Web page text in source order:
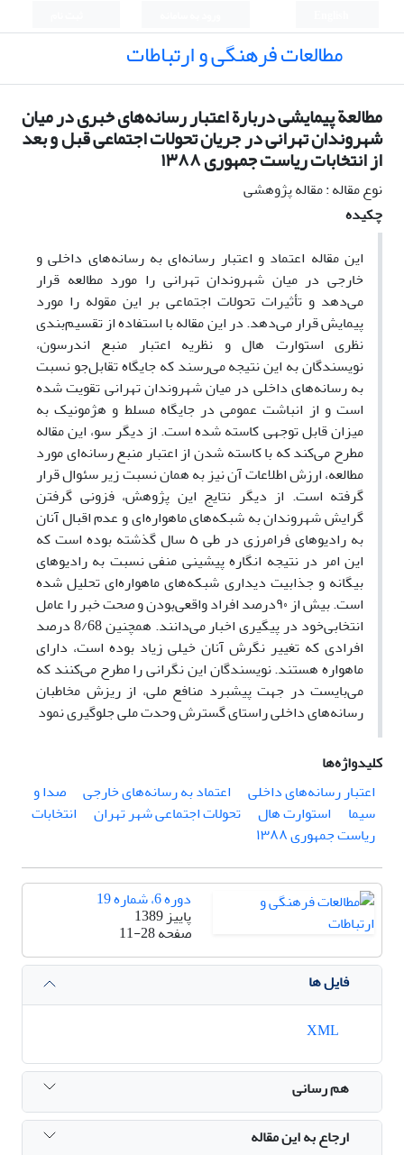
مطالعات فرهنگی و ارتباطات
مطالعة پیمایشی دربارة اعتبار رسانه‌های خبری در میان
شهروندان تهرانی در جریان تحولات اجتماعی قبل و بعد
از انتخابات ریاست جمهوری ١٣٨٨
نوع مقاله : مقاله پژوهشی
چکیده
این مقاله اعتماد و اعتبار رسانه‌ای به رسانه‌های داخلی و
خارجی در میان شهروندان تهرانی را مورد مطالعه قرار
می‌دهد و تأثیرات تحولات اجتماعی بر این مقوله را مورد
پیمایش قرار می‌دهد. در این مقاله با استفاده از تقسیم‌بندی
نظری ‌استوارت هال و نظریه اعتبار منبع اندرسون،
نویسندگان به این نتیجه می‌رسند که جایگاه تقابل‌جو نسبت
به رسانه‌های داخلی در میان شهروندان تهرانی تقویت شده
است و از انباشت عمومی در جایگاه مسلط و هژمونیک به
میزان قابل توجهی کاسته شده است. از دیگر سو، این مقاله
مطرح می‌کند که با کاسته شدن از اعتبار منبع رسانه‌ای مورد
مطالعه، ارزش اطلاعات آن نیز به همان نسبت زیر سئوال قرار
گرفته است. از دیگر نتایج این پژوهش، فزونی گرفتن
گرایش شهروندان به شبکه‌های ماهواره‌ای و عدم اقبال آنان
به رادیوهای فرامرزی در طی ٥ سال گذشته بوده است که
این امر در نتیجه انگاره پیشینی منفی نسبت به رادیوهای
بیگانه و جذابیت دیداری شبکه‌های ماهواره‌ای تحلیل شده
است. بیش از ٩٠درصد افراد واقعی‌بودن و صحت خبر را عامل
انتخابی‌خود در پیگیری ‌اخبار می‌دانند. همچنین 8/68 درصد
افرادی که تغییر نگرش آنان خیلی زیاد بوده است، دارای
ماهواره هستند. نویسندگان این نگرانی را مطرح می‌کنند که
می‌بایست در جهت پیشبرد منافع ملی، از ریزش مخاطبان
رسانه‌های داخلی راستای گسترش وحدت ملی جلوگیری نمود
کلیدواژه‌ها
اعتبار رسانه‌های داخلی
اعتماد به رسانه‌های خارجی
صدا و
سیما
استوارت هال تحولات اجتماعی شهر تهران
انتخابات
ریاست جمهوری ١٣٨٨
دوره 6، شماره 19
پاییز 1389
صفحه11-28
فایل ها
هم رسانی
ارجاع به این مقاله